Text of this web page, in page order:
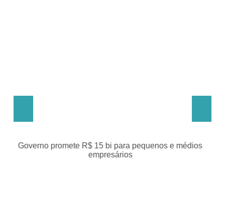
pequenos e médios
Programa de parcelamento de